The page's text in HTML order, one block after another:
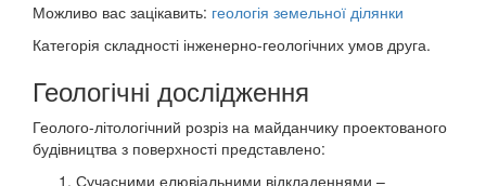
Можливо вас зацікавить: геологія земельної ділянки
Категорія складності інженерно-геологічних умов друга.
Геологічні дослідження
Геолого-літологічний розріз на майданчику проектованого
будівництва з поверхності представлено:
Сучасними елювіальними відкладеннями –